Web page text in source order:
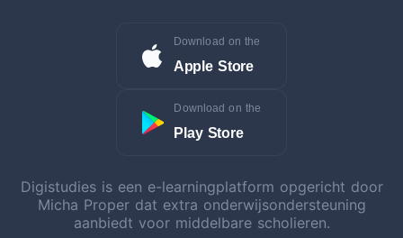
Download on the
Apple Store
Download on the
Play Store
Digistudies is een e-learningplatform opgericht door
Micha Proper dat extra onderwijsondersteuning
aanbiedt voor middelbare scholieren.